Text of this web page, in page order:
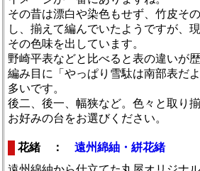
その昔は漂白や染色もせず、竹皮そ
し、揃えて編んでいたようですが、
その色味を出しています。
野崎平表などと比べると表の違いが
編み目に「やっぱり雪駄は南部表だ
多いです。
後二、後一、幅狭など。色々と取り
お好みの台をお選びください。
花緒 ：遠州綿紬・絣花緒